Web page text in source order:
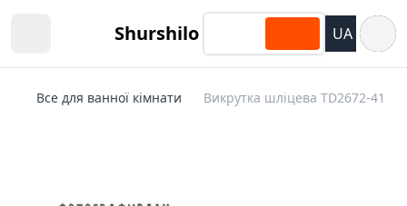
Shurshilo UA
Все для ванної кімнати Викрутка шліцева TD2672-41